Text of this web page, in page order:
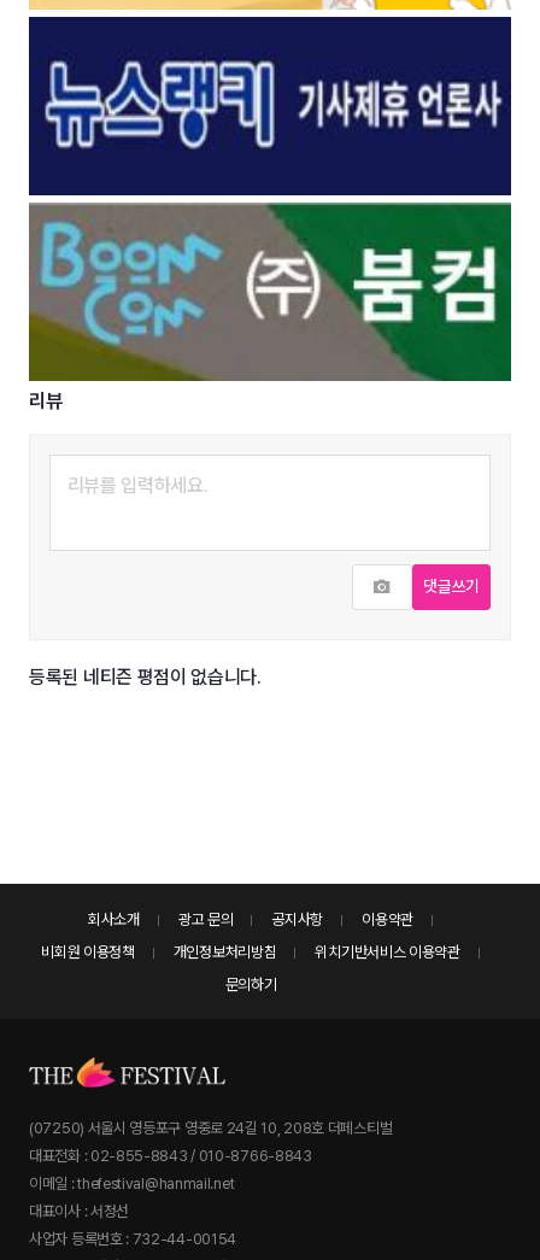
리뷰
사진추가
댓글쓰기
등록된 네티즌 평점이 없습니다.
회사소개 광고 문의 공지사항
이용약관
비회원 이용정책
개인정보처리방침
위치기반서비스 이용약관
문의하기
(07250) 서울시 영등포구 영중로 24길 10, 208호 더페스티벌
대표전화 : 02-855-8843 / 010-8766-8843
이메일 : thefestival@hanmail.net
대표이사 : 서정선
사업자 등록번호 : 732-44-00154